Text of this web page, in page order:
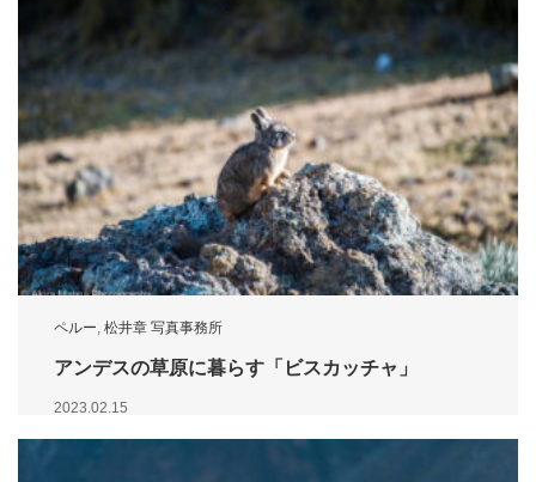
ペルー, 松井章 写真事務所
アンデスの草原に暮らす「ビスカッチャ」
2023.02.15